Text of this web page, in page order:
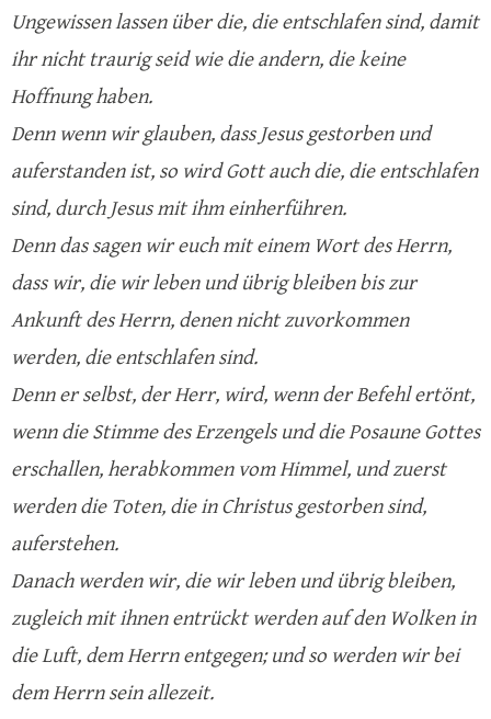
Ungewissen lassen über die, die entschlafen sind, damit
ihr nicht traurig seid wie die andern, die keine
Hoffnung haben.
Denn wenn wir glauben, dass Jesus gestorben und
auferstanden ist, so wird Gott auch die, die entschlafen
sind, durch Jesus mit ihm einherführen.
Denn das sagen wir euch mit einem Wort des Herrn,
dass wir, die wir leben und übrig bleiben bis zur
Ankunft des Herrn, denen nicht zuvorkommen
werden, die entschlafen sind.
Denn er selbst, der Herr, wird, wenn der Befehl ertönt,
wenn die Stimme des Erzengels und die Posaune Gottes
erschallen, herabkommen vom Himmel, und zuerst
werden die Toten, die in Christus gestorben sind,
auferstehen.
Danach werden wir, die wir leben und übrig bleiben,
zugleich mit ihnen entrückt werden auf den Wolken in
die Luft, dem Herrn entgegen; und so werden wir bei
dem Herrn sein allezeit.